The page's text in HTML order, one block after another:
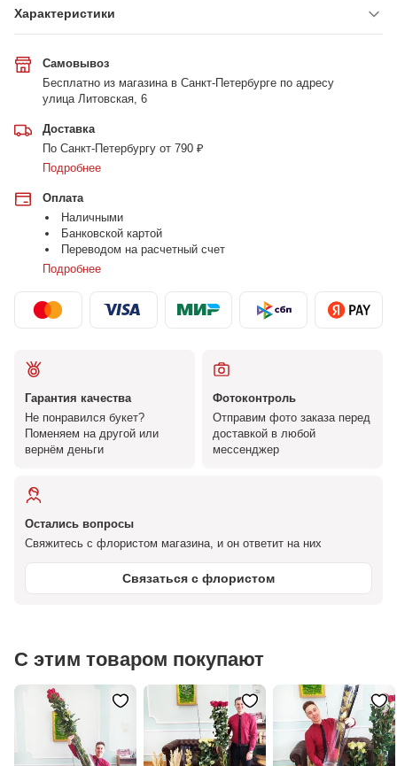
Характеристики
Самовывоз
Бесплатно из магазина в Санкт-Петербурге по адресу
улица Литовская, 6
Доставка
По Санкт-Петербургу от 790 ₽
Подробнее
Оплата
Наличными
Банковской картой
Переводом на расчетный счет
Подробнее
Гарантия качества
Не понравился букет?
Поменяем на другой или
вернём деньги
Фотоконтроль
Отправим фото заказа перед
доставкой в любой
мессенджер
Остались вопросы
Свяжитесь с флористом магазина, и он ответит на них
Связаться с флористом
С этим товаром покупают